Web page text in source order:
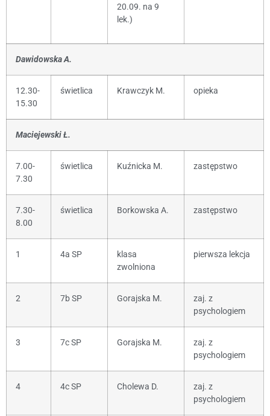
20.09. na 9
lek.)
Dawidowska A.
12.30-
15.30
świetlica Krawczyk M. opieka
Maciejewski Ł.
7.00-
7.30
świetlica Kuźnicka M. zastępstwo
7.30-
8.00
świetlica Borkowska A. zastępstwo
1 4a SP
klasa
zwolniona
pierwsza lekcja
2 7b SP Gorajska M.
zaj. z
psychologiem
3 7c SP Gorajska M.
zaj. z
psychologiem
4 4c SP Cholewa D.
zaj. z
psychologiem